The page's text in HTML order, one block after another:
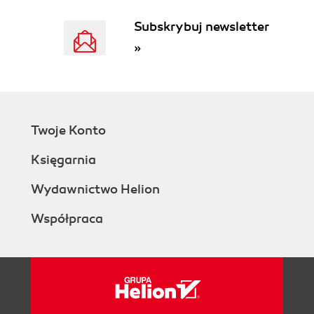
Administrator zarządza Twoim komputerem
Zmiana hasła
Wstęp
Zasada pracy systemu pomocy
Gdzie jestem?
Początek
Subskrybuj newsletter
»
Twoje Konto
Księgarnia
Wydawnictwo Helion
Współpraca